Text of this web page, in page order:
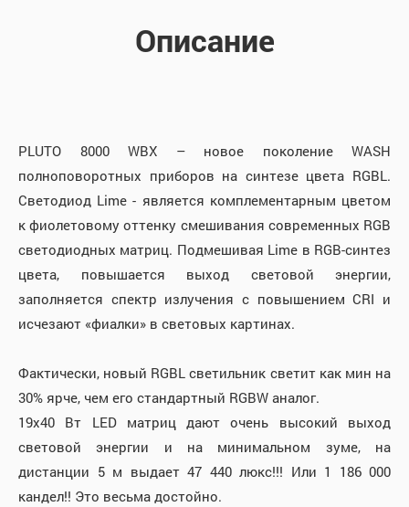
Описание
PLUTO 8000 WBX – новое поколение WASH
полноповоротных приборов на синтезе цвета RGBL.
Светодиод Lime - является комплементарным цветом
к фиолетовому оттенку смешивания современных RGB
светодиодных матриц. Подмешивая Lime в RGB-синтез
цвета, повышается выход световой энергии,
заполняется спектр излучения с повышением CRI и
исчезают «фиалки» в световых картинах.
Фактически, новый RGBL светильник светит как мин на
30% ярче, чем его стандартный RGBW аналог.
19х40 Вт LED матриц дают очень высокий выход
световой энергии и на минимальном зуме, на
дистанции 5 м выдает 47 440 люкс!!! Или 1 186 000
кандел!! Это весьма достойно.